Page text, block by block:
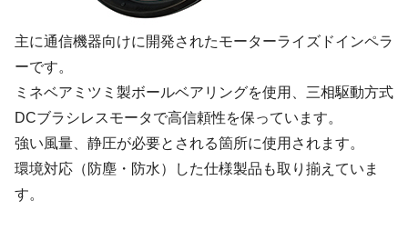
主に通信機器向けに開発されたモーターライズドインペラ
ーです。
ミネベアミツミ製ボールベアリングを使用、三相駆動方式
DCブラシレスモータで高信頼性を保っています。
強い風量、静圧が必要とされる箇所に使用されます。
環境対応（防塵・防水）した仕様製品も取り揃えていま
す。